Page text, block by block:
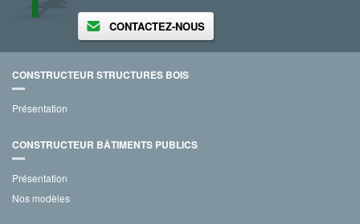
CONTACTEZ-NOUS
CONSTRUCTEUR STRUCTURES BOIS
Présentation
CONSTRUCTEUR BÂTIMENTS PUBLICS
Présentation
Nos modèles